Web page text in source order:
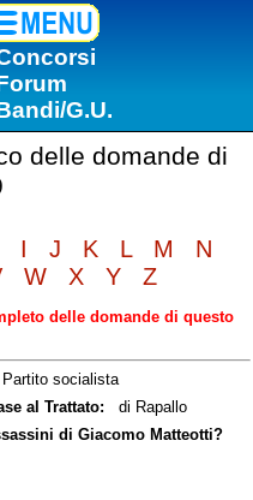
G.U.
delle domande di
I J K L M
N
W X Y Z
delle domande di questo
socialista
al Trattato: di Rapallo
di Giacomo Matteotti?